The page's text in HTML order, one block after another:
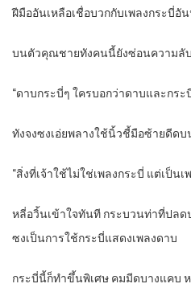
ฝีมืออันเหลือเชื่อบวกกับเพลงกระบี่อั
บนตัวคุณชายทังคนนี้ยังซ่อนความลับ
“ดาบกระบี่ๆ ใครบอกว่าดาบและกร
ทังจงซงเอ่ยพลางใช้นิ้วชี้มือซ้ายดีดบ
“สิ่งที่เจ้าใช้ไม่ใช่เพลงกระบี่ แต่เป็นเ
หลี่อวิ้นเข้าใจทันที กระบวนท่าที่ปล
ซงเป็นการใช้กระบี่แสดงเพลงดาบ
กระบี่นี้ก็ทำขึ้นพิเศษ คมมีดบางแคบ ห